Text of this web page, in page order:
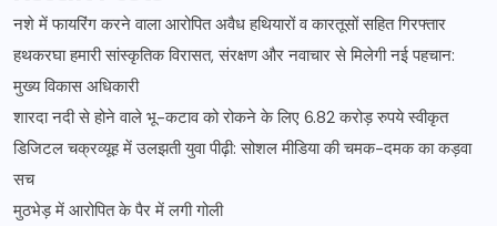
नशे में फायरिंग करने वाला आरोपित अवैध हथियारों व कारतूसों सहित गिरफ्तार
हथकरघा हमारी सांस्कृतिक विरासत, संरक्षण और नवाचार से मिलेगी नई पहचान:
मुख्य विकास अधिकारी
शारदा नदी से होने वाले भू-कटाव को रोकने के लिए 6.82 करोड़ रुपये स्वीकृत
डिजिटल चक्रव्यूह में उलझती युवा पीढ़ी: सोशल मीडिया की चमक-दमक का कड़वा
सच
मुठभेड़ में आरोपित के पैर में लगी गोली